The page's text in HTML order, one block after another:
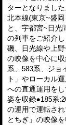
ターとなりまし
北本線(東京~盛
と、宇都宮~日光
の列車をご紹介
磯、日光線や上
の映像を中心に
系、583系、ジョ
ト」やローカル
への直通運用を
姿を収録●185系
の運用で運転さ
とちぎ」の映像